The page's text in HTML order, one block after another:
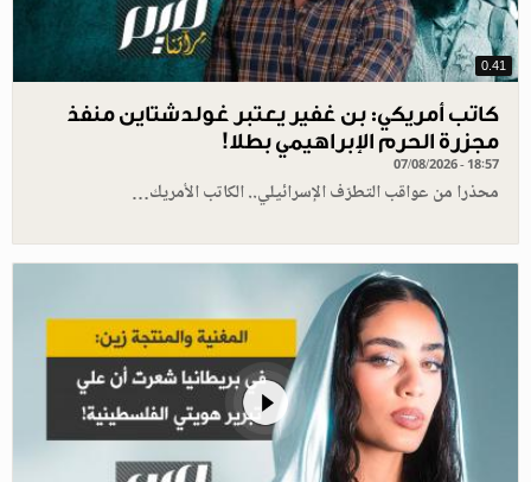
0.41
كاتب أمريكي: بن غفير يعتبر غولدشتاين منفذ
مجزرة الحرم الإبراهيمي بطلا!
07/08/2026 - 18:57
محذرا من عواقب التطرّف الإسرائيلي.. الكاتب الأمريك…